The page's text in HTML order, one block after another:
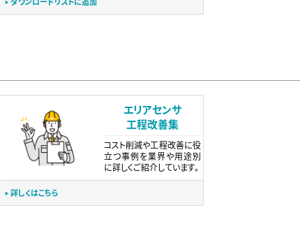
エリアセンサ
工程改善集
コスト削減や工程改善に役
立つ事例を業界や用途別
に詳しくご紹介しています。
詳しくはこちら